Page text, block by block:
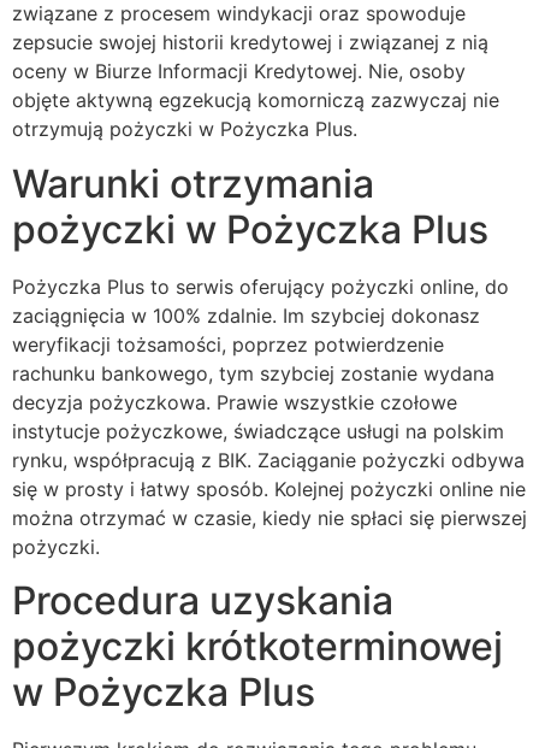
związane z procesem windykacji oraz spowoduje
zepsucie swojej historii kredytowej i związanej z nią
oceny w Biurze Informacji Kredytowej. Nie, osoby
objęte aktywną egzekucją komorniczą zazwyczaj nie
otrzymują pożyczki w Pożyczka Plus.
Warunki otrzymania
pożyczki w Pożyczka Plus
Pożyczka Plus to serwis oferujący pożyczki online, do
zaciągnięcia w 100% zdalnie. Im szybciej dokonasz
weryfikacji tożsamości, poprzez potwierdzenie
rachunku bankowego, tym szybciej zostanie wydana
decyzja pożyczkowa. Prawie wszystkie czołowe
instytucje pożyczkowe, świadczące usługi na polskim
rynku, współpracują z BIK. Zaciąganie pożyczki odbywa
się w prosty i łatwy sposób. Kolejnej pożyczki online nie
można otrzymać w czasie, kiedy nie spłaci się pierwszej
pożyczki.
Procedura uzyskania
pożyczki krótkoterminowej
w Pożyczka Plus